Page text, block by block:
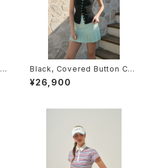
Black, Covered Button Car
digan (short sleeve)
¥26,900